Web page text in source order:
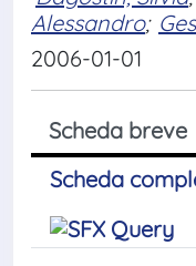
Alessandro;
2006-01-01
Scheda breve
Scheda